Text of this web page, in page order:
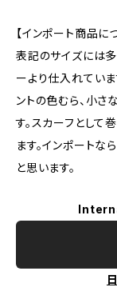
【インポート商品に
表記のサイズには
ーより仕入れてい
ントの色むら、小
す。スカーフとし
ます。インポート
と思います。